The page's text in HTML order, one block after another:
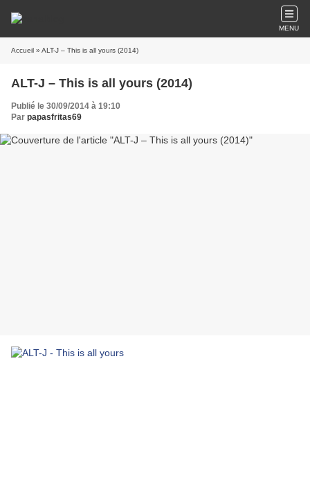
MENU
Accueil » ALT-J – This is all yours (2014)
ALT-J – This is all yours (2014)
Publié le 30/09/2014 à 19:10
Par papasfritas69